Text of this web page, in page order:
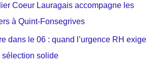
Coeur Lauragais accompagne les
à Quint-Fonsegrives
dans le 06 : quand l’urgence RH exige
sélection solide